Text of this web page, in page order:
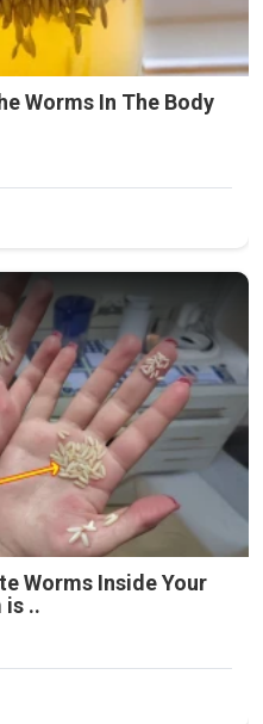
Worms In The Body
Worms Inside Your
is ..